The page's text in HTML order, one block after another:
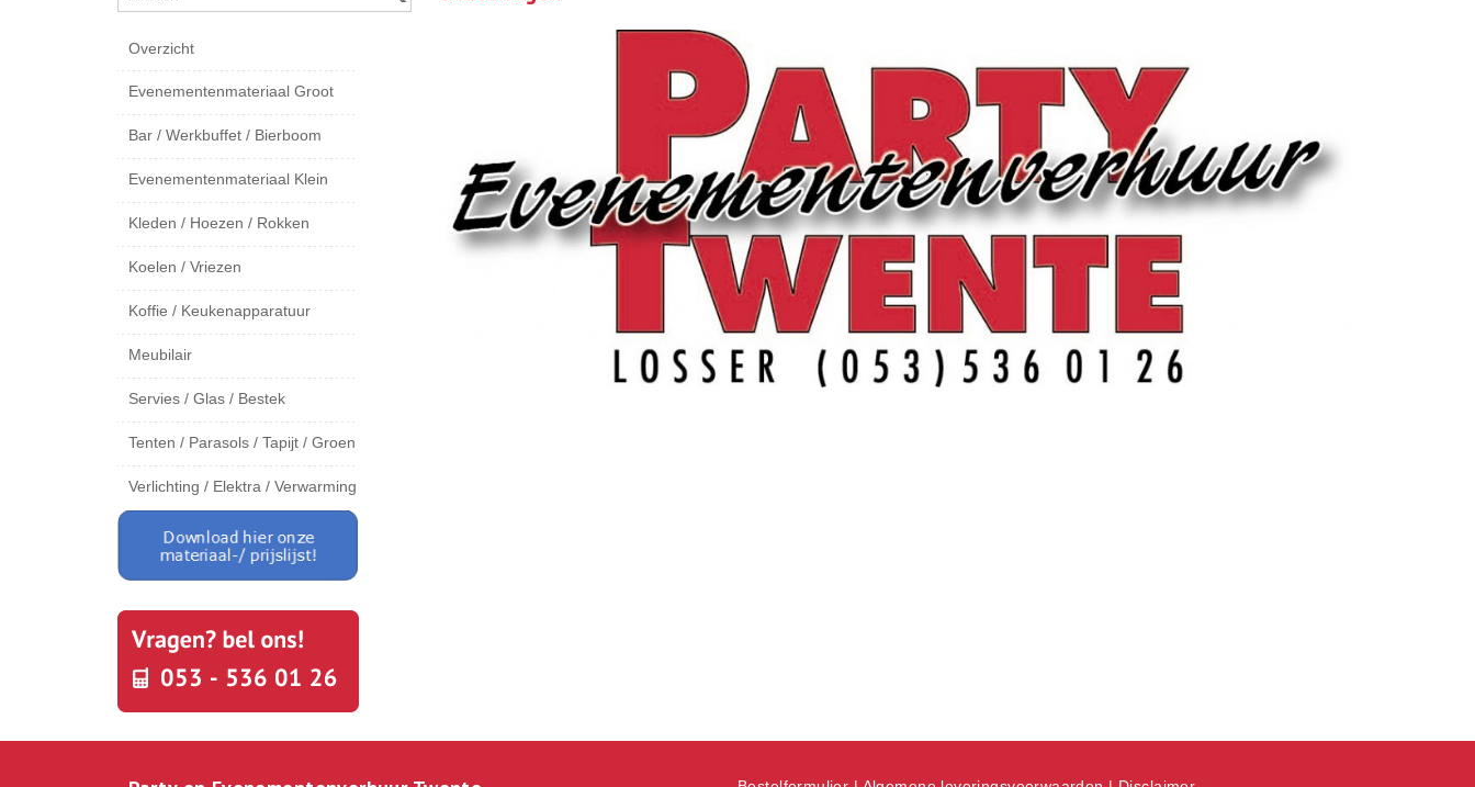
Overzicht
Evenementenmateriaal Groot
Bar / Werkbuffet / Bierboom
Evenementenmateriaal Klein
Kleden / Hoezen / Rokken
Koelen / Vriezen
Koffie / Keukenapparatuur
Meubilair
Servies / Glas / Bestek
Tenten / Parasols / Tapijt / Groen
Verlichting / Elektra / Verwarming